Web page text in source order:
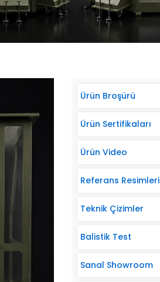
Ürün Broşürü
Ürün Sertifikaları
Ürün Video
Referans Resimleri
Teknik Çizimler
Balistik Test
Sanal Showroom